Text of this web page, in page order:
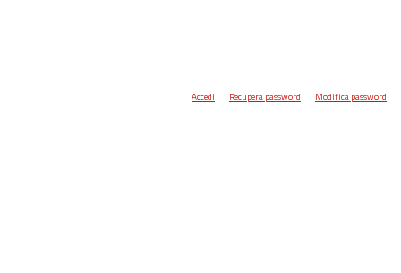
Accedi Recupera password Modifica password